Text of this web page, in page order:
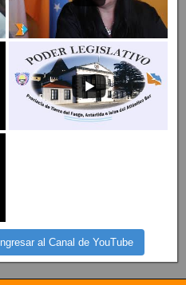
Ingresar al Canal de YouTube